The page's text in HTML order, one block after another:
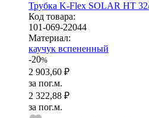
Трубка K-Flex SOLAR HT
Код товара:
101-069-22044
Ма­­те­­ри­­ал:
каучук вспененный
-20%
2 903,60 ₽
за пог.м.
2 322,88 ₽
за пог.м.